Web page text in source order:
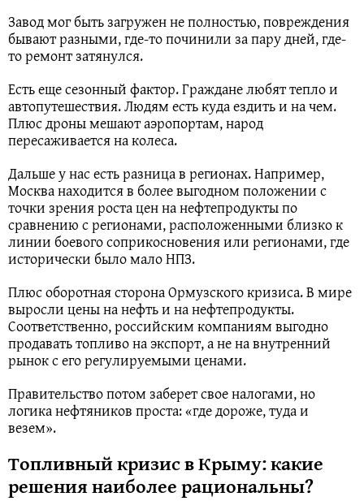
Завод мог быть загружен не полностью, повреждения
бывают разными, где-то починили за пару дней, где-
то ремонт затянулся.
Есть еще сезонный фактор. Граждане любят тепло и
автопутешествия. Людям есть куда ездить и на чем.
Плюс дроны мешают аэропортам, народ
пересаживается на колеса.
Дальше у нас есть разница в регионах. Например,
Москва находится в более выгодном положении с
точки зрения роста цен на нефтепродукты по
сравнению с регионами, расположенными близко к
линии боевого соприкосновения или регионами, где
исторически было мало НПЗ.
Плюс оборотная сторона Ормузского кризиса. В мире
выросли цены на нефть и на нефтепродукты.
Соответственно, российским компаниям выгодно
продавать топливо на экспорт, а не на внутренний
рынок с его регулируемыми ценами.
Правительство потом заберет свое налогами, но
логика нефтяников проста: «где дороже, туда и
везем».
Топливный кризис в Крыму: какие
решения наиболее рациональны?